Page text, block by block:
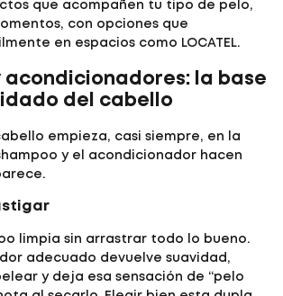
que acompañen tu tipo de pelo,
con opciones que
en espacios como LOCATEL.
acondicionadores: la base
del cabello
empieza, casi siempre, en la
y el acondicionador hacen
limpia sin arrastrar todo lo bueno.
adecuado devuelve suavidad,
y deja esa sensación de “pelo